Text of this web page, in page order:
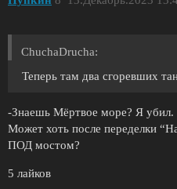
ChuchaDrucha:
Теперь там два сгоревших
-Знаешь Мёртвое море? Я убил.
Может хоть после переделки
ПОД мостом?
5 лайков